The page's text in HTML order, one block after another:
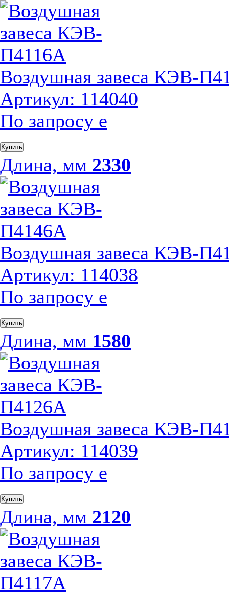
Воздушная завеса КЭВ-
Артикул: 114040
По запросу е
Купить
Длина, мм 2330
Воздушная завеса КЭВ-
Артикул: 114038
По запросу е
Купить
Длина, мм 1580
Воздушная завеса КЭВ-
Артикул: 114039
По запросу е
Купить
Длина, мм 2120